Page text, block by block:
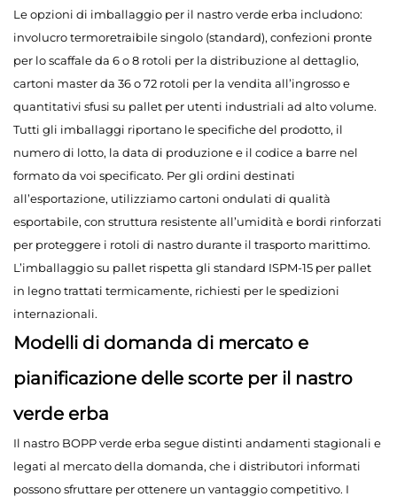
Le opzioni di imballaggio per il nastro verde erba includono:
involucro termoretraibile singolo (standard), confezioni pronte
per lo scaffale da 6 o 8 rotoli per la distribuzione al dettaglio,
cartoni master da 36 o 72 rotoli per la vendita all’ingrosso e
quantitativi sfusi su pallet per utenti industriali ad alto volume.
Tutti gli imballaggi riportano le specifiche del prodotto, il
numero di lotto, la data di produzione e il codice a barre nel
formato da voi specificato. Per gli ordini destinati
all’esportazione, utilizziamo cartoni ondulati di qualità
esportabile, con struttura resistente all’umidità e bordi rinforzati
per proteggere i rotoli di nastro durante il trasporto marittimo.
L’imballaggio su pallet rispetta gli standard ISPM-15 per pallet
in legno trattati termicamente, richiesti per le spedizioni
internazionali.
Modelli di domanda di mercato e
pianificazione delle scorte per il nastro
verde erba
Il nastro BOPP verde erba segue distinti andamenti stagionali e
legati al mercato della domanda, che i distributori informati
possono sfruttare per ottenere un vantaggio competitivo. I